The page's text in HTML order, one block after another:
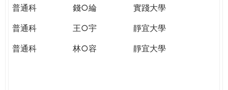
普通科
錢○綸
實踐大學
普通科
王○宇
靜宜大學
普通科
林○容 靜宜大學